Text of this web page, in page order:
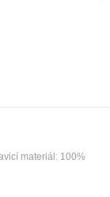
materiál: 100%